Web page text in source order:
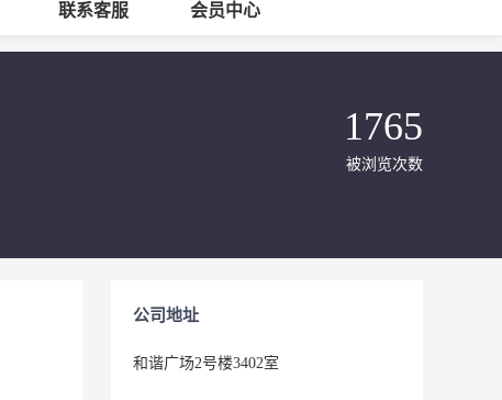
联系客服 会员中心
1765
被浏览次数
公司地址
和谐广场2号楼3402室